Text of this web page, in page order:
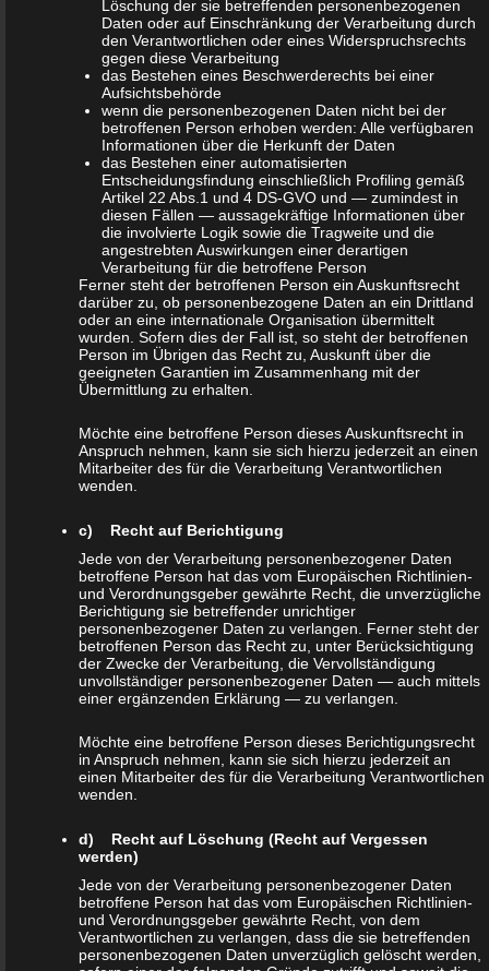
personenbezogenen Daten werden ausschließlich für die interne
Verwendung bei dem für die Verarbeitung Verantwortlichen und
für eigene Zwecke erhoben und gespeichert. Der für die
Verarbeitung Verantwortliche kann die Weitergabe an einen oder
mehrere Auftragsverarbeiter, beispielsweise einen
Paketdienstleister, veranlassen, der die personenbezogenen
Daten ebenfalls ausschließlich für eine interne Verwendung, die
dem für die Verarbeitung Verantwortlichen zuzurechnen ist, nutzt.
Durch eine Registrierung auf der Internetseite des für die
Verarbeitung Verantwortlichen wird ferner die vom Internet-
Service-Provider (ISP) der betroffenen Person vergebene IP-
Adresse, das Datum sowie die Uhrzeit der Registrierung
gespeichert. Die Speicherung dieser Daten erfolgt vor dem
Hintergrund, dass nur so der Missbrauch unserer Dienste
ermöglichen, begangene Straftaten aufzuklären. Insofern ist die
Speicherung dieser Daten zur Absicherung des für die
Daten an Dritte erfolgt grundsätzlich nicht, sofern keine
gesetzliche Pflicht zur Weitergabe besteht oder die Weitergabe
der Strafverfolgung dient.
Die Registrierung der betroffenen Person unter freiwilliger Angabe
personenbezogener Daten dient dem für die Verarbeitung
Verantwortlichen dazu, der betroffenen Person Inhalte oder
registrierten Benutzern angeboten werden können. Registrierten
Personen steht die Möglichkeit frei, die bei der Registrierung
angegebenen personenbezogenen Daten jederzeit abzuändern
Verantwortlichen löschen zu lassen.
Der für die Verarbeitung Verantwortliche erteilt jeder betroffenen
Person jederzeit auf Anfrage Auskunft darüber, welche
personenbezogenen Daten über die betroffene Person
Löschung der sie betreffenden personenbezogenen
Daten oder auf Einschränkung der Verarbeitung durch
den Verantwortlichen oder eines Widerspruchsrechts
gegen diese Verarbeitung
das Bestehen eines Beschwerderechts bei einer
Aufsichtsbehörde
wenn die personenbezogenen Daten nicht bei der
betroffenen Person erhoben werden: Alle verfügbaren
Informationen über die Herkunft der Daten
das Bestehen einer automatisierten
Entscheidungsfindung einschließlich Profiling gemäß
Artikel 22 Abs.1 und 4 DS-GVO und — zumindest in
diesen Fällen — aussagekräftige Informationen über
die involvierte Logik sowie die Tragweite und die
angestrebten Auswirkungen einer derartigen
Verarbeitung für die betroffene Person
Ferner steht der betroffenen Person ein Auskunftsrecht
darüber zu, ob personenbezogene Daten an ein Drittland
oder an eine internationale Organisation übermittelt
wurden. Sofern dies der Fall ist, so steht der betroffenen
Person im Übrigen das Recht zu, Auskunft über die
geeigneten Garantien im Zusammenhang mit der
Übermittlung zu erhalten.
Möchte eine betroffene Person dieses Auskunftsrecht in
Anspruch nehmen, kann sie sich hierzu jederzeit an einen
Mitarbeiter des für die Verarbeitung Verantwortlichen
wenden.
c) Recht auf Berichtigung
Jede von der Verarbeitung personenbezogener Daten
betroffene Person hat das vom Europäischen Richtlinien-
und Verordnungsgeber gewährte Recht, die unverzügliche
Berichtigung sie betreffender unrichtiger
personenbezogener Daten zu verlangen. Ferner steht der
betroffenen Person das Recht zu, unter Berücksichtigung
der Zwecke der Verarbeitung, die Vervollständigung
unvollständiger personenbezogener Daten — auch mittels
einer ergänzenden Erklärung — zu verlangen.
Möchte eine betroffene Person dieses Berichtigungsrecht
in Anspruch nehmen, kann sie sich hierzu jederzeit an
einen Mitarbeiter des für die Verarbeitung Verantwortlichen
wenden.
d) Recht auf Löschung (Recht auf Vergessen
werden)
Jede von der Verarbeitung personenbezogener Daten
betroffene Person hat das vom Europäischen Richtlinien-
und Verordnungsgeber gewährte Recht, von dem
Verantwortlichen zu verlangen, dass die sie betreffenden
personenbezogenen Daten unverzüglich gelöscht werden,